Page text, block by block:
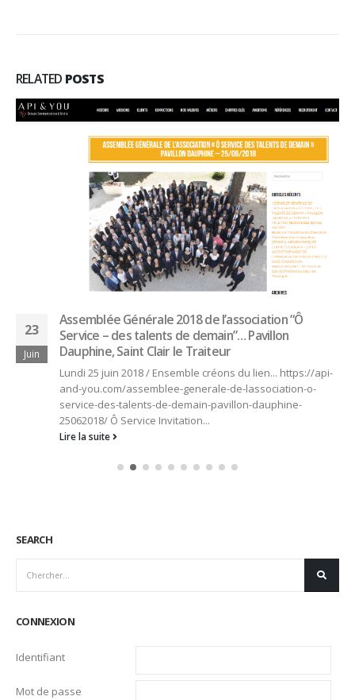
RELATED POSTS
23
Juin
Assemblée Générale 2018 de l’association “Ô
Service – des talents de demain”… Pavillon
Dauphine, Saint Clair le Traiteur
Lundi 25 juin 2018 / Ensemble créons du lien... https://api-
and-you.com/assemblee-generale-de-lassociation-o-
service-des-talents-de-demain-pavillon-dauphine-
25062018/ Ô Service Invitation...
Lire la suite
SEARCH
CONNEXION
Identifiant
Mot de passe